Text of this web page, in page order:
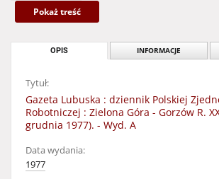
Pokaż treść
OPIS INFORMACJE
Tytuł:
Gazeta Lubuska : dziennik Polskiej
Robotniczej : Zielona Góra - Gorzów R.
grudnia 1977). - Wyd. A
Data wydania:
1977